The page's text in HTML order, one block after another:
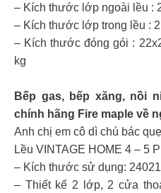
– Kích thước lớp ngoài lều :
– Kích thước lớp trong lều :
– Kích thước đóng gói :
kg
Bếp gas, bếp xăng, nồi
chính hãng Fire maple về
Anh chị em cô dì chú bác
Lều VINTAGE HOME 4 – 5 P
– Kích thước sử dụng:
– Thiết kế 2 lớp, 2 cửa